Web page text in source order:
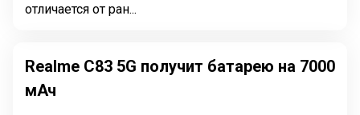
отличается от ран...
Realme C83 5G получит батарею на 7000
мАч